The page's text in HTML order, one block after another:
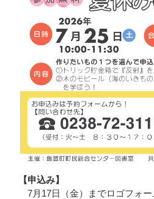
【申込み】
7月17日（金）までロゴフォ